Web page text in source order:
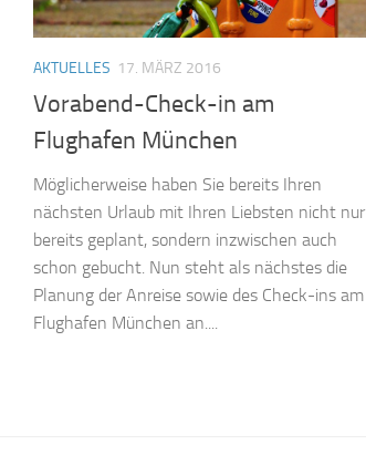
AKTUELLES 17. MÄRZ 2016
Vorabend-Check-in am
Flughafen München
Möglicherweise haben Sie bereits Ihren
nächsten Urlaub mit Ihren Liebsten nicht nur
bereits geplant, sondern inzwischen auch
schon gebucht. Nun steht als nächstes die
Planung der Anreise sowie des Check-ins am
Flughafen München an....